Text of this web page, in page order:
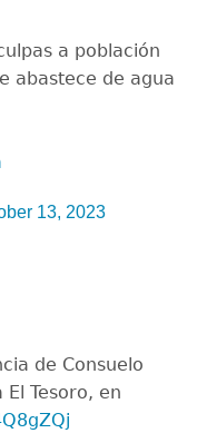
a población
abastece de agua
13, 2023
de Consuelo
Tesoro, en